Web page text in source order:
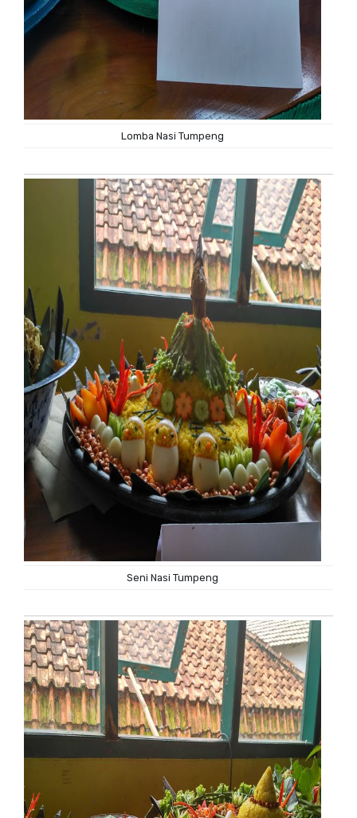
Lomba Nasi Tumpeng
Seni Nasi Tumpeng